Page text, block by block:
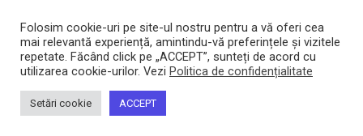
Bacltd
Locuri de munca
Home/Candidati de top
Category:Candidati De
Folosim cookie-uri pe site-ul nostru pentru a vă oferi cea
mai relevantă experiență, amintindu-vă preferințele și vizitele
repetate. Făcând click pe „ACCEPT”, sunteți de acord cu
utilizarea cookie-urilor. Vezi Politica de confidențialitate
Setări cookie ACCEPT